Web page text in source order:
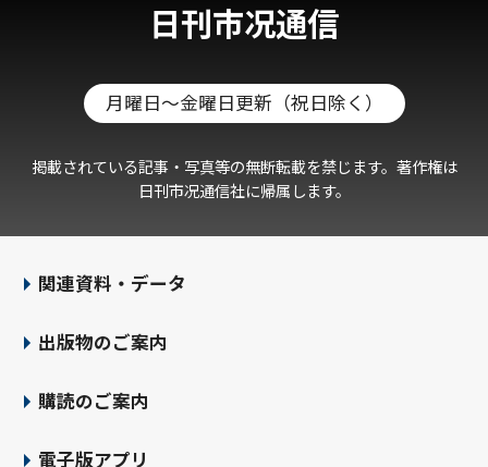
日刊市况通信
月曜日～金曜日更新（祝日除く）
掲載されている記事・写真等の無断転載を禁じます。著作権は
日刊市况通信社に帰属します。
関連資料・データ
出版物のご案内
購読のご案内
電子版アプリ